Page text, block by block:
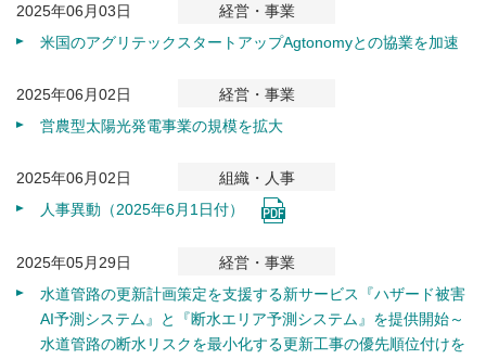
2025年06月03日
経営・事業
米国のアグリテックスタートアップAgtonomyとの協業を加速
2025年06月02日
経営・事業
営農型太陽光発電事業の規模を拡大
2025年06月02日
組織・人事
人事異動（2025年6月1日付）
2025年05月29日
経営・事業
水道管路の更新計画策定を支援する新サービス『ハザード被害
AI予測システム』と『断水エリア予測システム』を提供開始～
水道管路の断水リスクを最小化する更新工事の優先順位付けを